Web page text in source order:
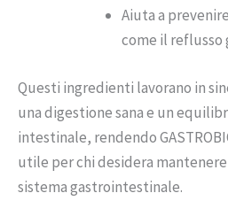
Aiuta a
come il reflusso
Questi ingredienti lavorano in
una digestione sana e un
intestinale, rendendo
utile per chi desidera
sistema gastrointestinale.